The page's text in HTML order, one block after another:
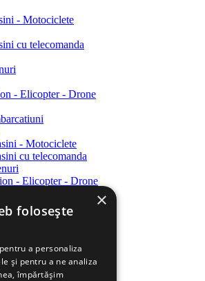
- Motociclete
cu telecomanda
- Elicopter - Drone
- Motociclete
cu telecomanda
- Elicopter - Drone
×
folosește
a personaliza
și pentru a ne analiza
împărtășim